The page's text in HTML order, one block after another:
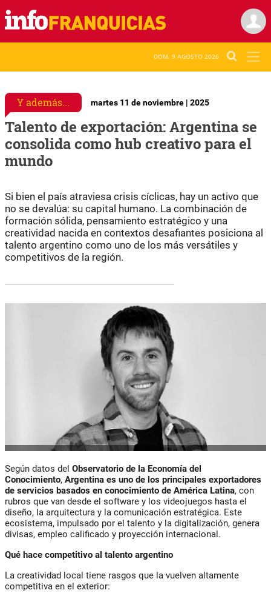
DOM. 9 AGOSTO 2026
Y además... martes 11 de noviembre | 2025
Talento de exportación: Argentina se
consolida como hub creativo para el
mundo
Si bien el país atraviesa crisis cíclicas, hay un activo que
no se devalúa: su capital humano. La combinación de
formación sólida, pensamiento estratégico y una
creatividad nacida en contextos desafiantes posiciona al
talento argentino como uno de los más versátiles y
competitivos de la región.
Según datos del Observatorio de la Economía del
Conocimiento, Argentina es uno de los principales exportadores
de servicios basados en conocimiento de América Latina, con
rubros que van desde el software y los videojuegos hasta el
diseño, la arquitectura y la comunicación estratégica. Este
ecosistema, impulsado por el talento y la digitalización, genera
divisas, empleo calificado y proyección internacional.
Qué hace competitivo al talento argentino
La creatividad local tiene rasgos que la vuelven altamente
competitiva en el exterior: